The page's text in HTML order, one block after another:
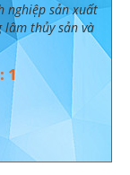
nghiệp sản xuất
thủy sản và
1